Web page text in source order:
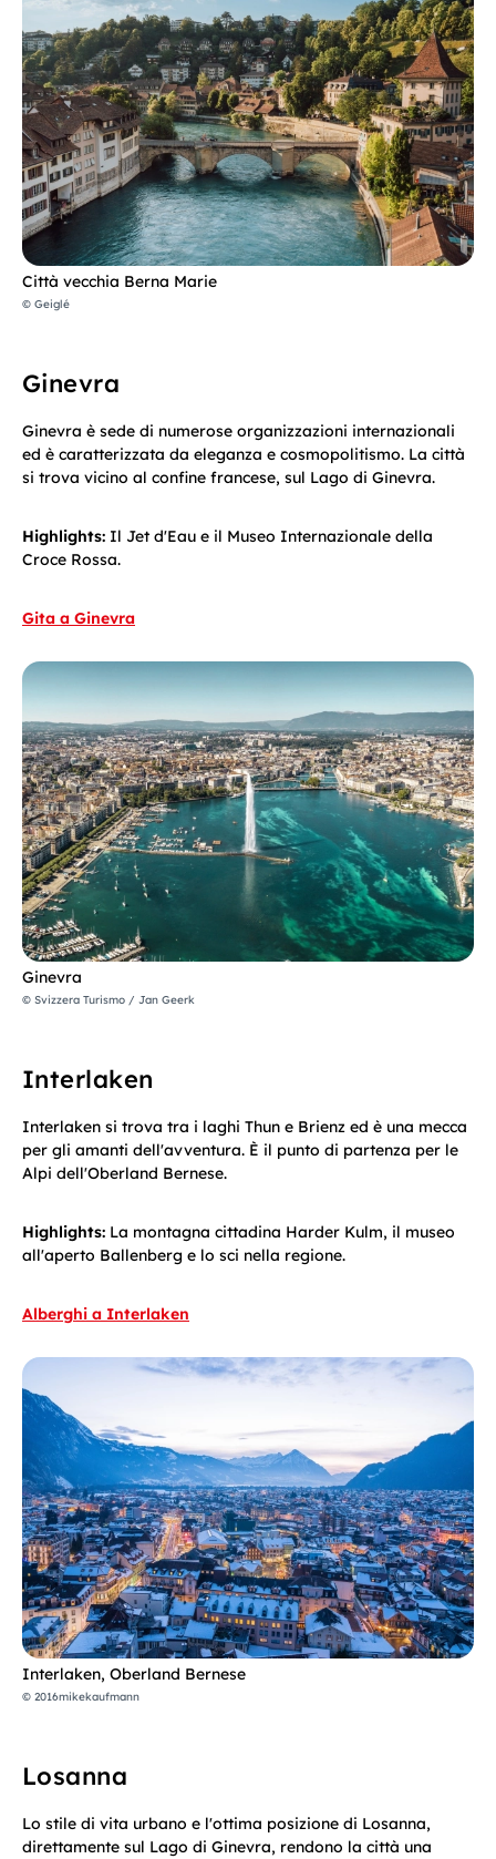
Città vecchia Berna Marie
© Geiglé
Ginevra
Ginevra è sede di numerose organizzazioni internazionali
ed è caratterizzata da eleganza e cosmopolitismo. La città
si trova vicino al confine francese, sul Lago di Ginevra.
Highlights: Il Jet d'Eau e il Museo Internazionale della
Croce Rossa.
Gita a Ginevra
Ginevra
© Svizzera Turismo / Jan Geerk
Interlaken
Interlaken si trova tra i laghi Thun e Brienz ed è una mecca
per gli amanti dell'avventura. È il punto di partenza per le
Alpi dell'Oberland Bernese.
Highlights: La montagna cittadina Harder Kulm, il museo
all'aperto Ballenberg e lo sci nella regione.
Alberghi a Interlaken
Interlaken, Oberland Bernese
© 2016mikekaufmann
Losanna
Lo stile di vita urbano e l'ottima posizione di Losanna,
direttamente sul Lago di Ginevra, rendono la città una